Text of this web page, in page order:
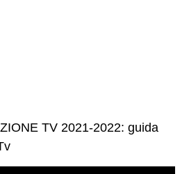
TV 2021-2022: guida